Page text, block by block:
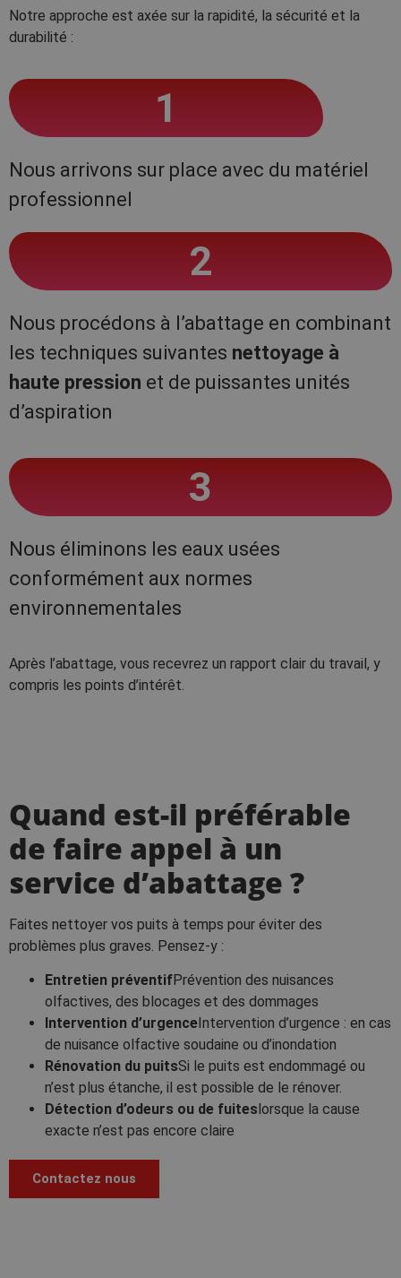
Notre approche est axée sur la rapidité, la sécurité et la
durabilité :
1
Nous arrivons sur place avec du matériel
professionnel
2
Nous procédons à l’abattage en combinant
les techniques suivantes nettoyage à
haute pression et de puissantes unités
d’aspiration
3
Nous éliminons les eaux usées
conformément aux normes
environnementales
Après l’abattage, vous recevrez un rapport clair du travail, y
compris les points d’intérêt.
Quand est-il préférable
de faire appel à un
service d’abattage ?
Faites nettoyer vos puits à temps pour éviter des
problèmes plus graves. Pensez-y :
Entretien préventifPrévention des nuisances
olfactives, des blocages et des dommages
Intervention d’urgenceIntervention d’urgence : en cas
de nuisance olfactive soudaine ou d’inondation
Rénovation du puitsSi le puits est endommagé ou
n’est plus étanche, il est possible de le rénover.
Détection d’odeurs ou de fuiteslorsque la cause
exacte n’est pas encore claire
Contactez nous